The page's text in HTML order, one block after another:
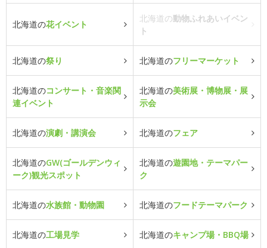
北海道の花イベント
北海道の動物ふれあいイベン
ト
北海道の祭り 北海道のフリーマーケット
北海道のコンサート・音楽関
連イベント
北海道の美術展・博物展・展
示会
北海道の演劇・講演会 北海道のフェア
北海道のGW(ゴールデンウィ
ーク)観光スポット
北海道の遊園地・テーマパー
ク
北海道の水族館・動物園 北海道のフードテーマパーク
北海道の工場見学 北海道のキャンプ場・BBQ場